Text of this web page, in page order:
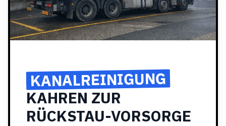
KANALREINIGUNG
KAHREN ZUR
RÜCKSTAU-VORSORGE